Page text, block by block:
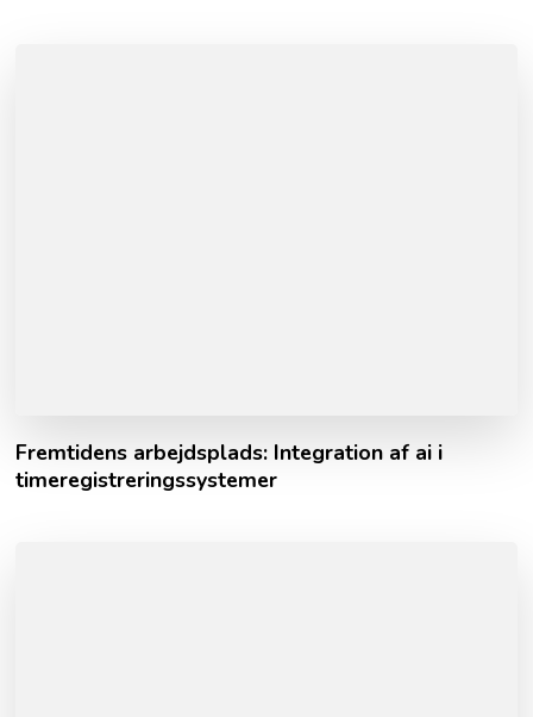
Fremtidens arbejdsplads: Integration af ai i
timeregistreringssystemer